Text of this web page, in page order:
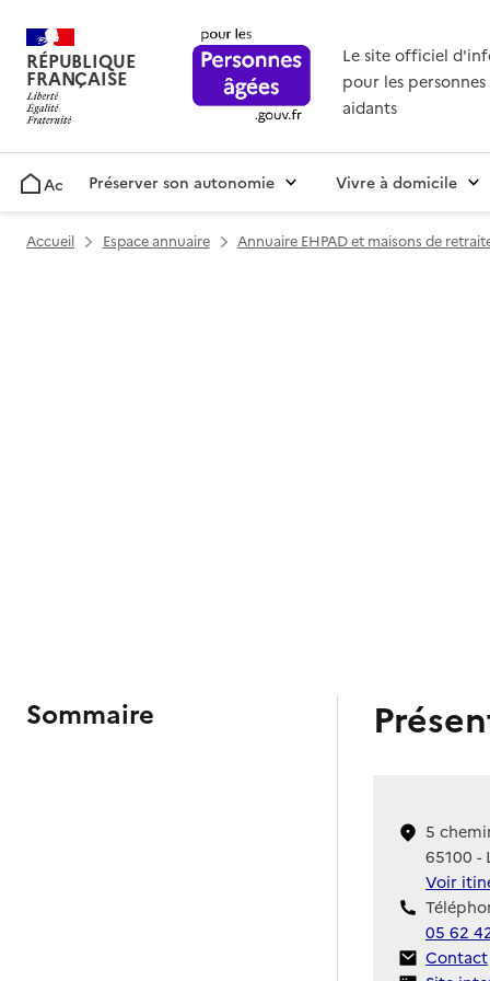
RÉPUBLIQUE
FRANÇAISE
Le site officiel
pour les personnes
aidants
AccueilPréserver son autonomie Vivre à domicile
Accueil Espace annuaire Annuaire EHPAD et maisons de
Sommaire
5
65100 -
Voir
05 62
Contact
Contact